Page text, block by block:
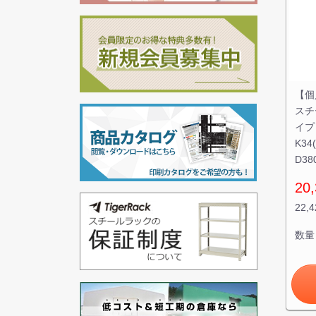
【
ス
イ
数量